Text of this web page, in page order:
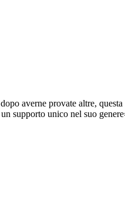
averne provate altre,
supporto unico nel suo